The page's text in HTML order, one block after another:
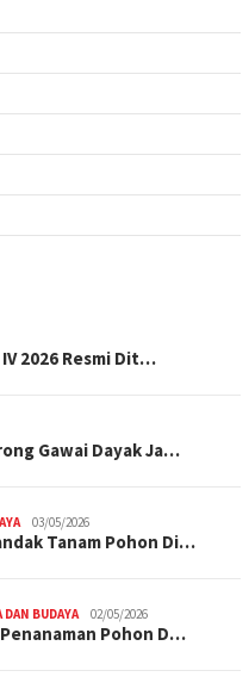
2026 Resmi Dit…
Gawai Dayak Ja…
03/05/2026
Tanam Pohon Di…
DAN BUDAYA 02/05/2026
Pohon D…